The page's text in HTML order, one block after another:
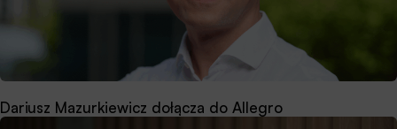
Dariusz Mazurkiewicz dołącza do Allegro